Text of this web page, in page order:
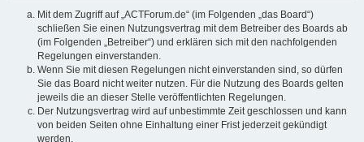
Mit dem Zugriff auf „ACTForum.de“ (im Folgenden „das Board“)
schließen Sie einen Nutzungsvertrag mit dem Betreiber des Boards ab
(im Folgenden „Betreiber“) und erklären sich mit den nachfolgenden
Regelungen einverstanden.
Wenn Sie mit diesen Regelungen nicht einverstanden sind, so dürfen
Sie das Board nicht weiter nutzen. Für die Nutzung des Boards gelten
jeweils die an dieser Stelle veröffentlichten Regelungen.
Der Nutzungsvertrag wird auf unbestimmte Zeit geschlossen und kann
von beiden Seiten ohne Einhaltung einer Frist jederzeit gekündigt
werden.